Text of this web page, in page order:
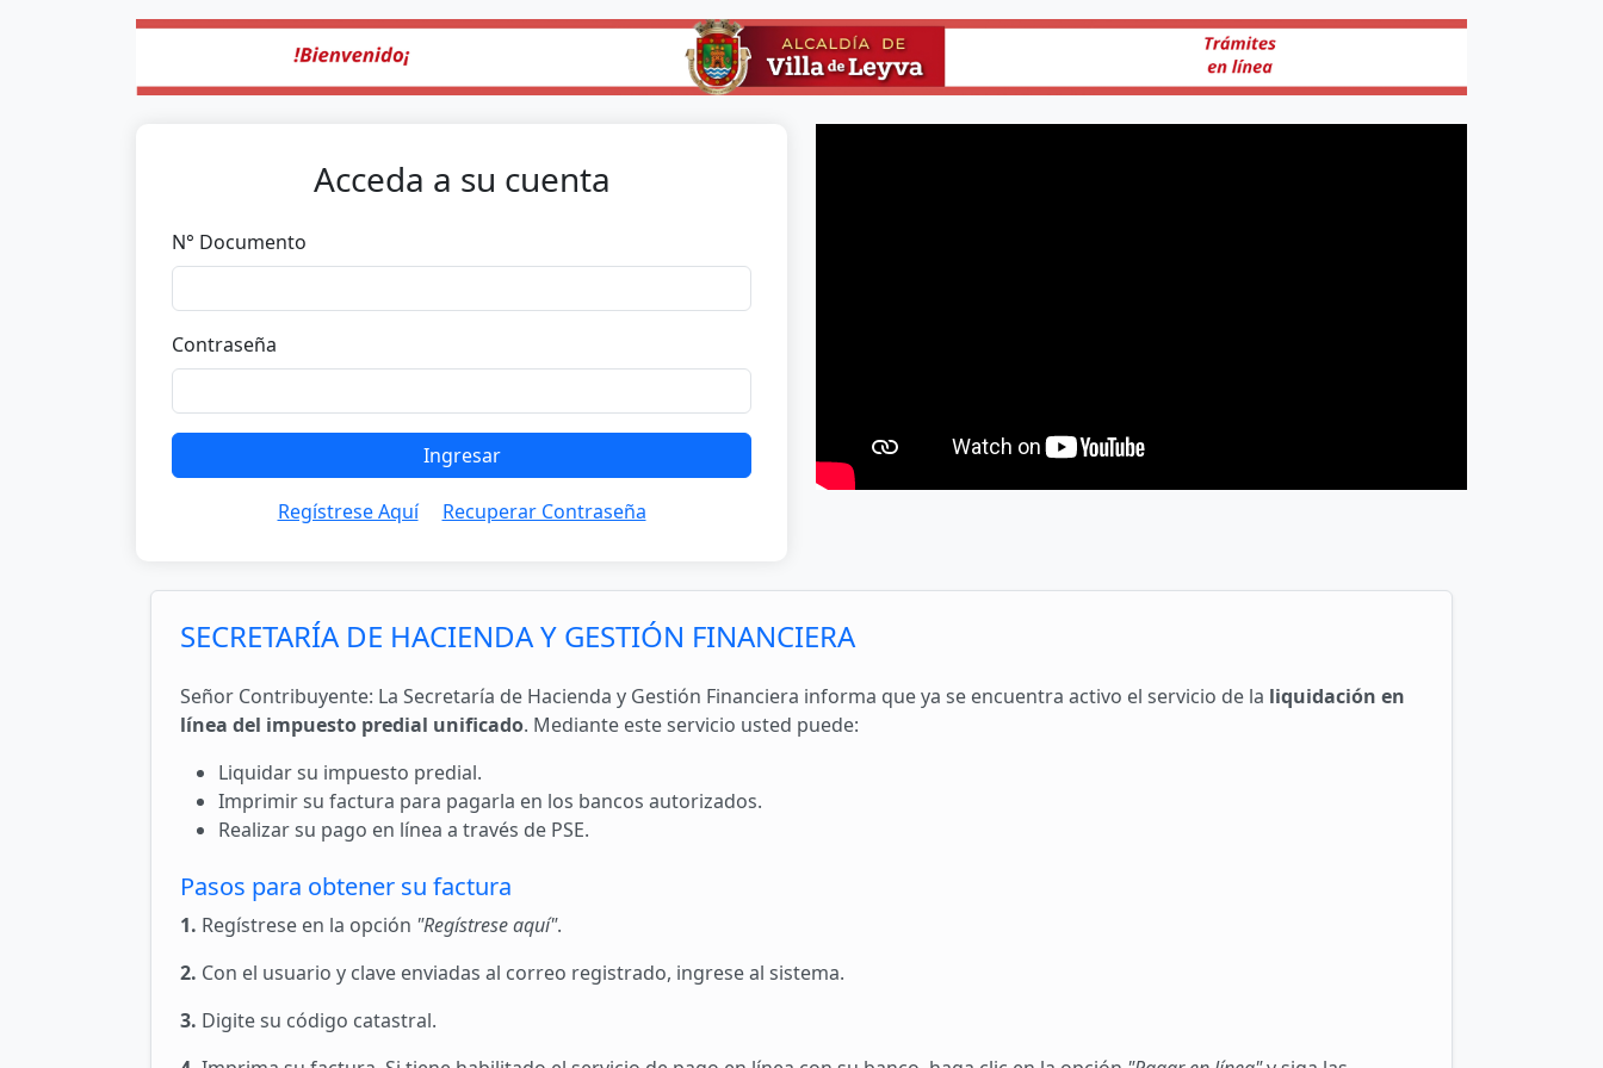
Acceda a su cuenta
N° Documento
Contraseña
Ingresar
Regístrese Aquí Recuperar Contraseña
SECRETARÍA DE HACIENDA Y GESTIÓN FINANCIERA
Señor Contribuyente: La Secretaría de Hacienda y Gestión Financiera informa que ya se encuentra activo el servicio de la liquidación en
línea del impuesto predial unificado. Mediante este servicio usted puede:
Liquidar su impuesto predial.
Imprimir su factura para pagarla en los bancos autorizados.
Realizar su pago en línea a través de PSE.
Pasos para obtener su factura
1. Regístrese en la opción "Regístrese aquí".
2. Con el usuario y clave enviadas al correo registrado, ingrese al sistema.
3. Digite su código catastral.